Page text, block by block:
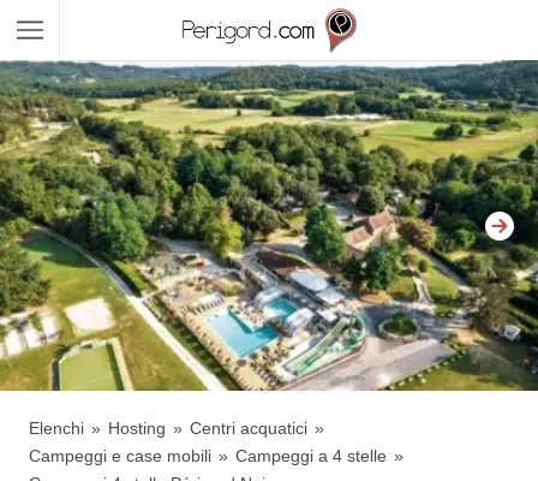
Elenchi Hosting
Centri acquatici
Campeggi e case mobili
Campeggi a 4 stelle